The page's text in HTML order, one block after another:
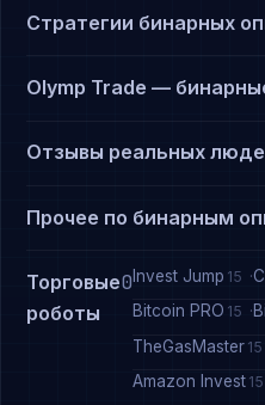
Стратегии бинарных
Olymp Trade —
Отзывы реальных
Прочее по бинарным
Торговые
роботы
0Invest Jump 15
Bitcoin PRO 15
TheGasMaster 15
Amazon Invest 15